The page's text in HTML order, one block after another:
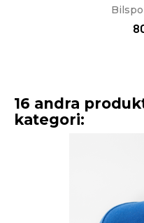
16 andra
kategori: